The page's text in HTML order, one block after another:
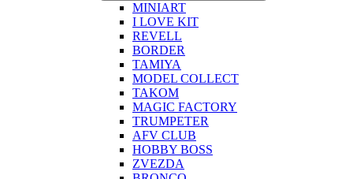
MINIART
I LOVE KIT
REVELL
BORDER
TAMIYA
MODEL COLLECT
TAKOM
MAGIC FACTORY
TRUMPETER
AFV CLUB
HOBBY BOSS
ZVEZDA